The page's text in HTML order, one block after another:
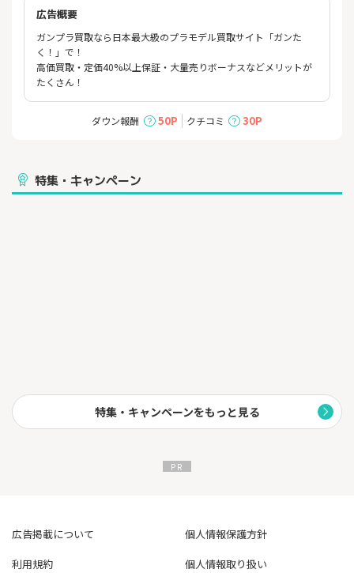
広告概要
ガンプラ買取なら日本最大級のプラモデル買取サイト「ガンた
く！」で！
高価買取・定価40%以上保証・大量売りボーナスなどメリットが
たくさん！
ダウン報酬 50P クチコミ 30P
特集・キャンペーン
特集・キャンペーンをもっと見る
広告掲載について
個人情報保護方針
利用規約
個人情報取り扱い